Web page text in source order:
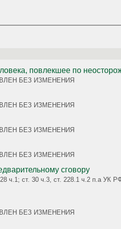
повлекшее по
БЕЗ ИЗМЕНЕНИЯ
БЕЗ ИЗМЕНЕНИЯ
БЕЗ ИЗМЕНЕНИЯ
БЕЗ ИЗМЕНЕНИЯ
сговору
БЕЗ ИЗМЕНЕНИЯ